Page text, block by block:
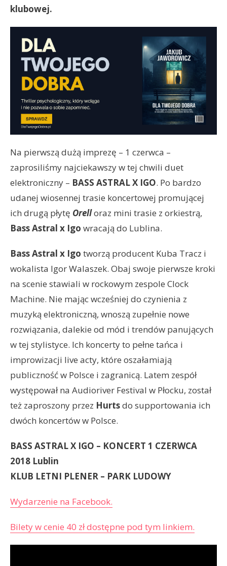
klubowej.
Na pierwszą dużą imprezę – 1 czerwca –
zaprosiliśmy najciekawszy w tej chwili duet
elektroniczny – BASS ASTRAL X IGO. Po bardzo
udanej wiosennej trasie koncertowej promującej
ich drugą płytę Orelloraz mini trasie z orkiestrą,
Bass Astral x Igo wracają do Lublina.
Bass Astral x Igo tworzą producent Kuba Tracz i
wokalista Igor Walaszek. Obaj swoje pierwsze kroki
na scenie stawiali w rockowym zespole Clock
Machine. Nie mając wcześniej do czynienia z
muzyką elektroniczną, wnoszą zupełnie nowe
rozwiązania, dalekie od mód i trendów panujących
w tej stylistyce. Ich koncerty to pełne tańca i
improwizacji live acty, które oszałamiają
publiczność w Polsce i zagranicą. Latem zespół
występował na Audioriver Festival w Płocku, został
też zaproszony przez Hurtsdo supportowania ich
dwóch koncertów w Polsce.
BASS ASTRAL X IGO – KONCERT 1 CZERWCA
2018 Lublin
KLUB LETNI PLENER – PARK LUDOWY
Wydarzenie na Facebook.
Bilety w cenie 40 zł dostępne pod tym linkiem.